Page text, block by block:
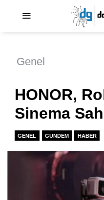
Genel
HONOR,
Sinema
GENEL GUNDEM HABER